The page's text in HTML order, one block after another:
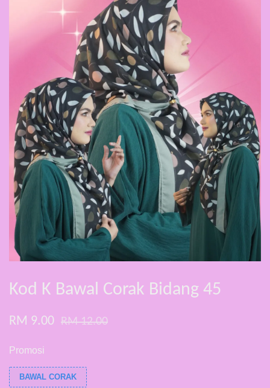
Kod K Bawal Corak Bidang 45
RM 9.00 RM 12.00
Promosi
BAWAL CORAK